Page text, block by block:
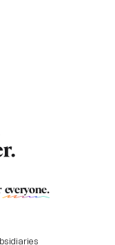
everyone.